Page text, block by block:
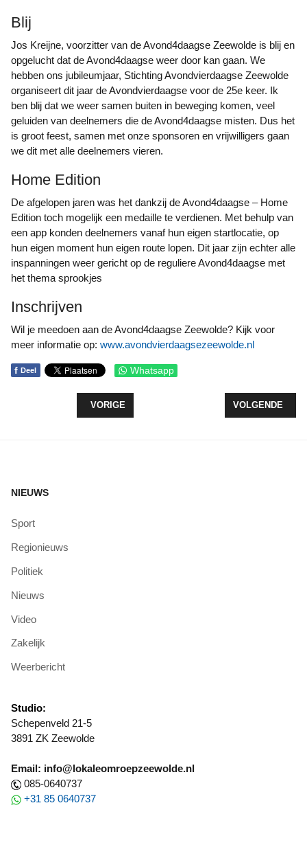
Blij
Jos Kreijne, voorzitter van de Avond4daagse Zeewolde is blij en
opgelucht dat de Avond4daagse weer door kan gaan. We
hebben ons jubileumjaar, Stichting Avondvierdaagse Zeewolde
organiseert dit jaar de Avondvierdaagse voor de 25e keer. Ik
ben blij dat we weer samen buiten in beweging komen, veel
geluiden van deelnemers die de Avond4daagse misten. Dus het
is groot feest, samen met onze sponsoren en vrijwilligers gaan
we dit met alle deelnemers vieren.
Home Edition
De afgelopen jaren was het dankzij de Avond4daagse – Home
Edition toch mogelijk een medaille te verdienen. Met behulp van
een app konden deelnemers vanaf hun eigen startlocatie, op
hun eigen moment hun eigen route lopen. Dit jaar zijn echter alle
inspanningen weer gericht op de reguliere Avond4daagse met
het thema sprookjes
Inschrijven
Wil je meedoen aan de Avond4daagse Zeewolde? Kijk voor
meer informatie op: www.avondvierdaagsezeewolde.nl
f Deel Whatsapp
VORIG ARTIKEL: ZEEWOLDE ENDURANCE
VORIGE VOLGENDE
VOLGENDE
NIEUWS
Sport
Regionieuws
Politiek
Nieuws
Video
Zakelijk
Weerbericht
Studio:
Schepenveld 21-5
3891 ZK Zeewolde
Email: info@lokaleomroepzeewolde.nl
085-0640737
+31 85 0640737